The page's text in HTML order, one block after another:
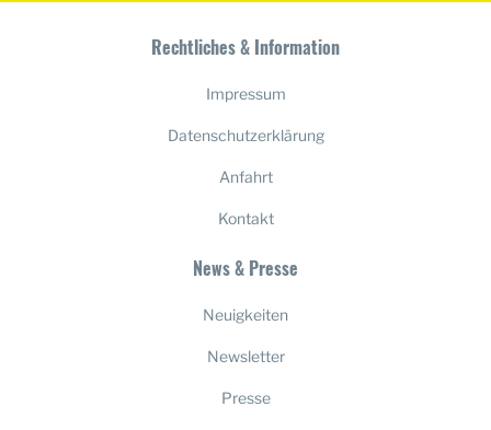
Rechtliches & Information
Impressum
Datenschutzerklärung
Anfahrt
Kontakt
News & Presse
Neuigkeiten
Newsletter
Presse